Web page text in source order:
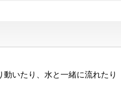
いたり、水と一緒に流れたり